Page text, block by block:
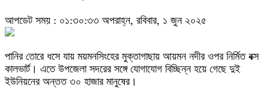
আপডেট সময় : ০১:৩০:৩৩ অপরাহ্ন, রবিবার, ১ জুন ২০২৫
পানির তোরে ধসে যায় ময়মনসিংহের মুক্তাগাছায় আয়মন নদীর ওপর নির্মিত বক্স
কালভার্ট। এতে উপজেলা সদরের সঙ্গে যোগাযোগ বিচ্ছিন্ন হয়ে গেছে দুই
ইউনিয়নের অন্তত ৩০ হাজার মানুষের।